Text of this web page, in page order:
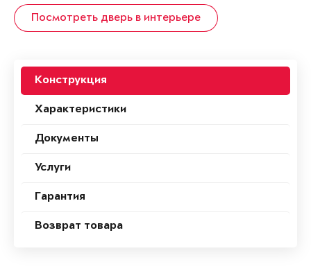
Посмотреть дверь в интерьере
Конструкция
Характеристики
Документы
Услуги
Гарантия
Возврат товара